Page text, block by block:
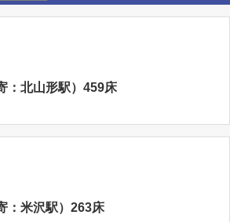
：北山形駅）459床
：米沢駅）263床